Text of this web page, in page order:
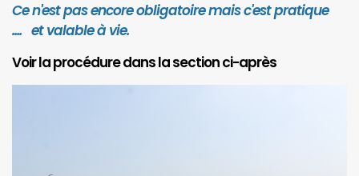
Ce n'est pas encore obligatoire mais c'est pratique
.... et valable à vie.
Voir la procédure dans la section ci-après